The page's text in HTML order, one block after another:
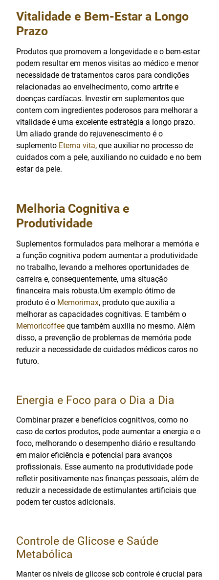
Vitalidade e Bem-Estar a Longo
Prazo
Produtos que promovem a longevidade e o bem-estar
podem resultar em menos visitas ao médico e menor
necessidade de tratamentos caros para condições
relacionadas ao envelhecimento, como artrite e
doenças cardíacas. Investir em suplementos que
contem com ingredientes poderosos para melhorar a
vitalidade é uma excelente estratégia a longo prazo.
Um aliado grande do rejuvenescimento é o
suplemento Eterna vita, que auxiliar no processo de
cuidados com a pele, auxiliando no cuidado e no bem
estar da pele.
Melhoria Cognitiva e
Produtividade
Suplementos formulados para melhorar a memória e
a função cognitiva podem aumentar a produtividade
no trabalho, levando a melhores oportunidades de
carreira e, consequentemente, uma situação
financeira mais robusta.Um exemplo ótimo de
produto é o Memorimax, produto que auxilia a
melhorar as capacidades cognitivas. E também o
Memoricoffee que também auxilia no mesmo. Além
disso, a prevenção de problemas de memória pode
reduzir a necessidade de cuidados médicos caros no
futuro.
Energia e Foco para o Dia a Dia
Combinar prazer e benefícios cognitivos, como no
caso de certos produtos, pode aumentar a energia e o
foco, melhorando o desempenho diário e resultando
em maior eficiência e potencial para avanços
profissionais. Esse aumento na produtividade pode
refletir positivamente nas finanças pessoais, além de
reduzir a necessidade de estimulantes artificiais que
podem ter custos adicionais.
Controle de Glicose e Saúde
Metabólica
Manter os níveis de glicose sob controle é crucial para